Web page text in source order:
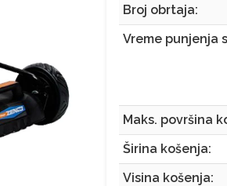
Broj obrtaja:
Vreme punjenja
Maks. površina
Širina košenja:
Visina košenja: